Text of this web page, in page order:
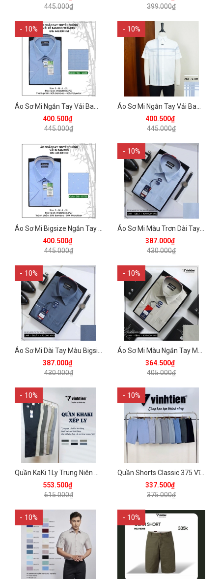
445.000₫
399.000₫
- 10%
400.500₫
445.000₫
- 10%
400.500₫
445.000₫
400.500₫
445.000₫
- 10%
387.000₫
430.000₫
- 10%
387.000₫
430.000₫
- 10%
364.500₫
405.000₫
- 10%
553.500₫
615.000₫
- 10%
Quần Shorts Classic 375 Vĩnh Tiến - Nhiều Màu
337.500₫
375.000₫
- 10% - 10%